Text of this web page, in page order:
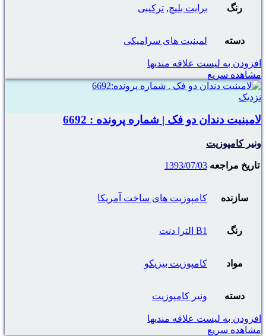
رنگ برایت بلیچ, ترکیبی
دسته لمینیت های سرامیکی
افزودن به لیست علاقه مندیها
مشاهده سریع
نزدیک
لامینیت دندان دو فک | شماره پرونده : 6692
ونیر کامپوزیت
تاریخ مراجعه 1393/07/03
سازنده کامپوزیت های ساخت آمریکا
رنگ B1 الترا دنت
مواد کامپوزیت بیزیکو
دسته ونیر کامپوزیت
افزودن به لیست علاقه مندیها
مشاهده سریع